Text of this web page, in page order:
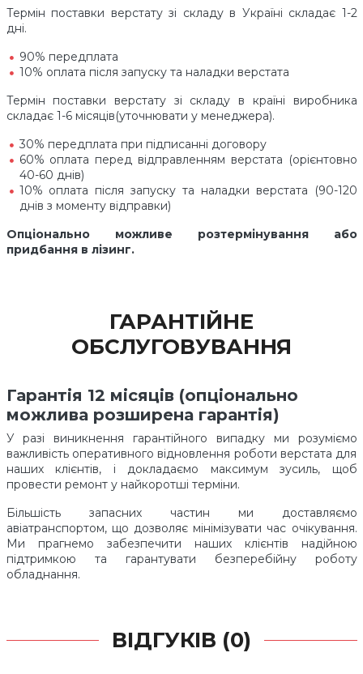
Термін поставки верстату зі складу в Україні складає 1-2
дні.
90% передплата
10% оплата після запуску та наладки верстата
Термін поставки верстату зі складу в країні виробника
складає 1-6 місяців(уточнювати у менеджера).
30% передплата при підписанні договору
60% оплата перед відправленням верстата (орієнтовно
40-60 днів)
10% оплата після запуску та наладки верстата (90-120
днів з моменту відправки)
Опціонально можливе розтермінування або
придбання в лізинг.
ГАРАНТІЙНЕ
ОБСЛУГОВУВАННЯ
Гарантія 12 місяців (опціонально
можлива розширена гарантія)
У разі виникнення гарантійного випадку ми розуміємо
важливість оперативного відновлення роботи верстата для
наших клієнтів, і докладаємо максимум зусиль, щоб
провести ремонт у найкоротші терміни.
Більшість запасних частин ми доставляємо
авіатранспортом, що дозволяє мінімізувати час очікування.
Ми прагнемо забезпечити наших клієнтів надійною
підтримкою та гарантувати безперебійну роботу
обладнання.
ВІДГУКІВ (0)